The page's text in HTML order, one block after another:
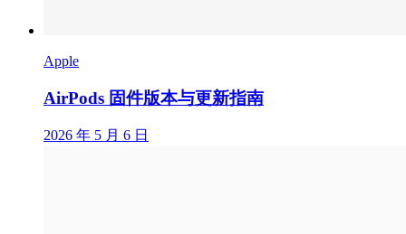
Apple
AirPods 固件版本与更新指南
2026 年 5 月 6 日